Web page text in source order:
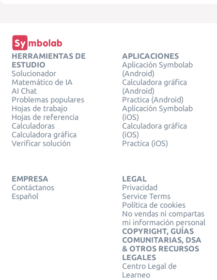
HERRAMIENTAS DE
ESTUDIO
Solucionador
Matemático de IA
AI Chat
Problemas populares
Hojas de trabajo
Hojas de referencia
Calculadoras
Calculadora gráfica
Verificar solución
APLICACIONES
Aplicación Symbolab
(Android)
Calculadora gráfica
(Android)
Practica (Android)
Aplicación Symbolab
(iOS)
Calculadora gráfica
(iOS)
Practica (iOS)
EMPRESA
Contáctanos
Español
LEGAL
Privacidad
Service Terms
Política de cookies
No vendas ni compartas
mi información personal
COPYRIGHT, GUÍAS
COMUNITARIAS, DSA
& OTROS RECURSOS
LEGALES
Centro Legal de
Learneo